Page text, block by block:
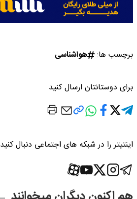
برچسب ها: هواشناسی
برای دوستانتان ارسال کنید
اینتیتر را در شبکه های اجتماعی دنبال کنید